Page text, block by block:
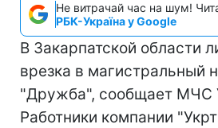
Не витрачай час на шум!
РБК-Україна у Google
В Закарпатской области
врезка в магистральный
"Дружба", сообщает МЧС
Работники компании